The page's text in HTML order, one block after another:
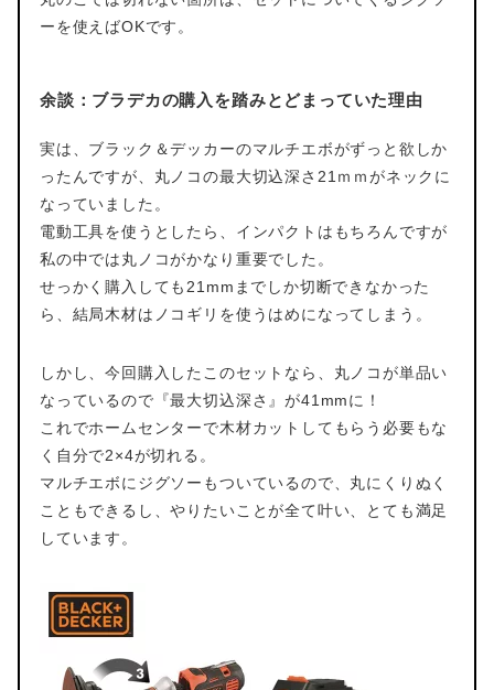
ーを使えばOKです。
余談：ブラデカの購入を踏みとどまっていた理由
実は、ブラック＆デッカーのマルチエボがずっと欲しか
ったんですが、丸ノコの最大切込深さ21ｍｍがネックに
なっていました。
電動工具を使うとしたら、インパクトはもちろんですが
私の中では丸ノコがかなり重要でした。
せっかく購入しても21mmまでしか切断できなかった
ら、結局木材はノコギリを使うはめになってしまう。
しかし、今回購入したこのセットなら、丸ノコが単品い
なっているので『最大切込深さ』が41mmに！
これでホームセンターで木材カットしてもらう必要もな
く自分で2×4が切れる。
マルチエボにジグソーもついているので、丸にくりぬく
こともできるし、やりたいことが全て叶い、とても満足
しています。